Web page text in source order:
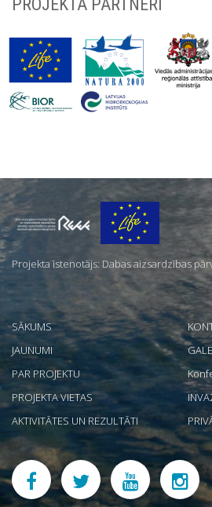
PROJEKTA PARTNERI
Par
mums
Projekta īstenotājs: Dabas aizsardzības
SĀKUMS
JAUNUMI
PAR PROJEKTU
PROJEKTA VIETAS
AKTIVITĀTES UN REZULTĀTI